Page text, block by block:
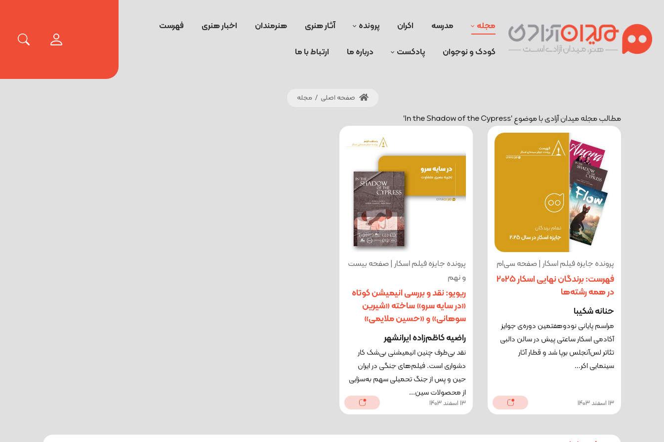
مجله مدرسه اکران پرونده آثار هنری هنرمندان اخبار هنری فهرست
کودک و نوجوان پادکست درباره ما ارتباط با ما
صفحه اصلی / مجله
مطالب مجله میدان آزادی با موضوع 'In the Shadow of the Cypress'
پرونده جایزه فیلم اسکار | صفحه سی‌ام
فهرست: برندگان نهایی اسکار 2025
در همه رشته‌ها
حنانه شکیبا
مراسم پایانی نودوهفتمین دوره‌ی جوایز
آکادمی اسکار ساعتی پیش در سالن دالبی
تئاتر لس‌آنجلس برپا شد و قطار آثار
سینمایی اکر...
13 اسفند 1403
پرونده جایزه فیلم اسکار | صفحه بیست
و نهم
ریویو: نقد و بررسی انیمیشن کوتاه
«در سایه سرو» ساخته «شیرین
سوهانی» و «حسین ملایمی»
راضیه کاظم‌زاده ایرانشهر
نقد بی‌طرف چنین انیمیشنی بی‌شک کار
دشواری است. فیلم‌های جنگی در ایران
حین و پس از جنگ تحمیلی سهم به‌سزایی
از محصولات سین...
13 اسفند 1403